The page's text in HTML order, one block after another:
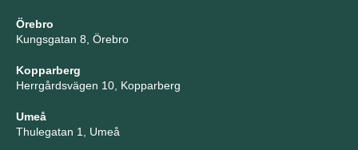
Örebro
Kungsgatan 8, Örebro
Kopparberg
Herrgårdsvägen 10, Kopparberg
Umeå
Thulegatan 1, Umeå